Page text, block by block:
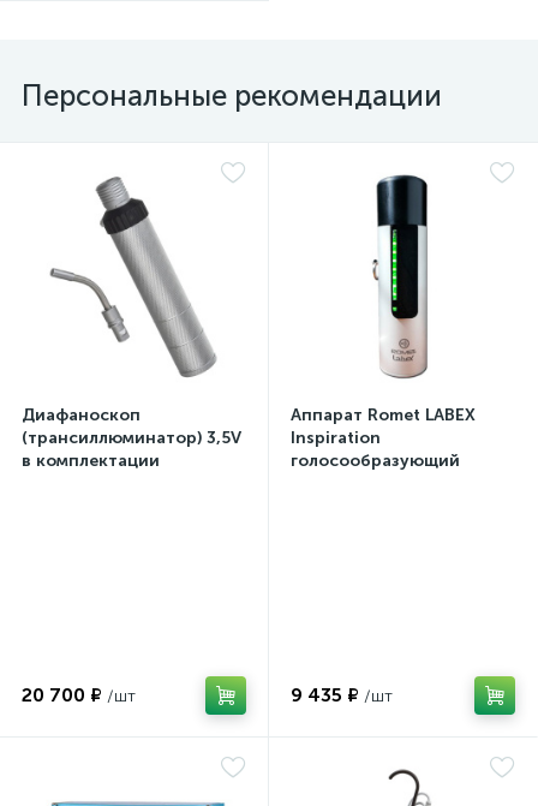
Персональные рекомендации
Диафаноскоп
(трансиллюминатор) 3,5V
в комплектации
20 700 ₽
Аппарат Romet LABEX
Inspiration
голосообразующий
9 435 ₽